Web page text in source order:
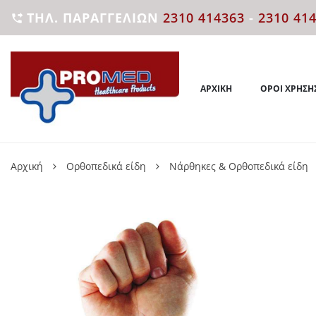
 ΤΗΛ. ΠΑΡΑΓΓΕΛΙΏΝ 2310 414363 - 2310
ΑΡΧΙΚΉ ΌΡΟΙ
Αρχική Ορθοπεδικά είδη Νάρθηκες & Ορθοπεδικά είδη